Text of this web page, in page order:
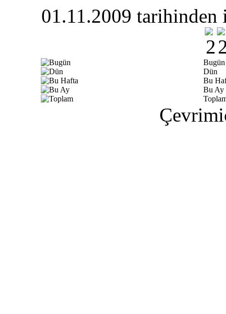
01.11.2009 tarihinden
Bugün
Dün
Bu
Bu Ay